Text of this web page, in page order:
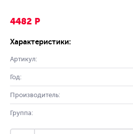
4482 Р
Характеристики:
Артикул:
Год:
Производитель:
Группа: